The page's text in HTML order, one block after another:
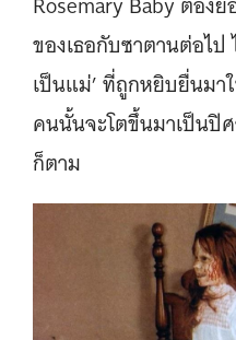
ของเธอกับซาตานต่อไป
เป็นแม่’ ที่ถูกหยิบยื่นมา
คนนั้นจะโตขึ้นมาเป็นปิ
ก็ตาม